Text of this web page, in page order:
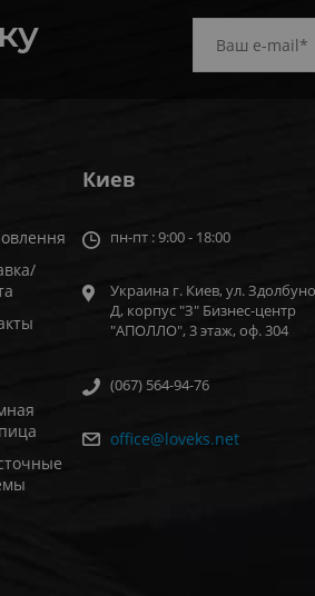
Киев
пн-пт : 9:00 - 18:00
Украина г. Киев, ул.
Д, корпус "З" Бизнес-центр
"АПОЛЛО", 3 этаж, оф. 304
(067) 564-94-76
office@loveks.net